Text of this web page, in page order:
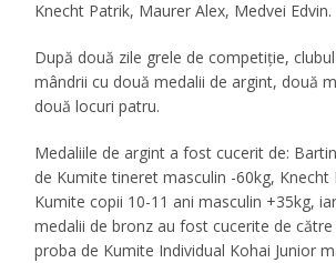
Knecht Patrik, Maurer Alex, Medvei Edvin.
După două zile grele de competiţie,
mândrii cu două medalii de argint, două
două locuri patru.
Medaliile de argint a fost cucerit de:
de Kumite tineret masculin -60kg, Knecht
Kumite copii 10-11 ani masculin +35kg,
medalii de bronz au fost cucerite de
proba de Kumite Individual Kohai Junior